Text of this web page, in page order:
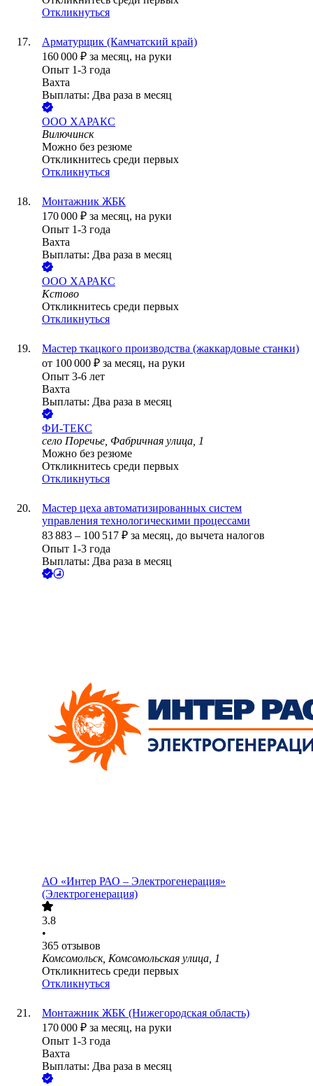
Откликнуться
Арматурщик (Камчатский край)
160 000 ₽ за месяц, на руки
Опыт 1-3 года
Вахта
Выплаты: Два раза в месяц
ООО ХАРАКС
Вилючинск
Можно без резюме
Откликнитесь среди первых
Откликнуться
Монтажник ЖБК
170 000 ₽ за месяц, на руки
Опыт 1-3 года
Вахта
Выплаты: Два раза в месяц
ООО ХАРАКС
Кстово
Откликнитесь среди первых
Откликнуться
Мастер ткацкого производства (жаккардовые станки)
от 100 000 ₽ за месяц, на руки
Опыт 3-6 лет
Вахта
Выплаты: Два раза в месяц
ФИ-ТЕКС
село Поречье, Фабричная улица, 1
Можно без резюме
Откликнитесь среди первых
Откликнуться
Мастер цеха автоматизированных систем
управления технологическими процессами
83 883 – 100 517 ₽ за месяц, до вычета налогов
Опыт 1-3 года
Выплаты: Два раза в месяц
АО «Интер РАО – Электрогенерация»
(Электрогенерация)
3.8
•
365 отзывов
Комсомольск, Комсомольская улица, 1
Откликнитесь среди первых
Откликнуться
Монтажник ЖБК (Нижегородская область)
170 000 ₽ за месяц, на руки
Опыт 1-3 года
Вахта
Выплаты: Два раза в месяц